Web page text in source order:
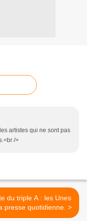
artistes qui ne sont pas
/>
du triple A : les Unes
de la presse quotidienne. >